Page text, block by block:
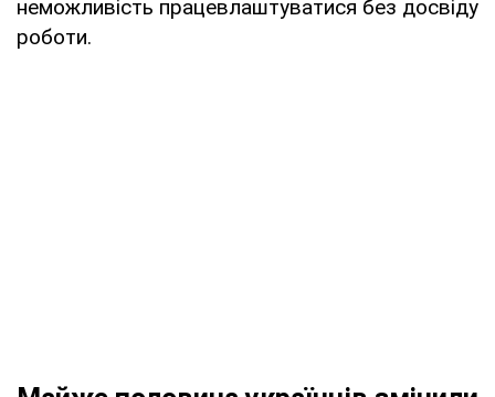
неможливість працевлаштуватися без досвіду
роботи.